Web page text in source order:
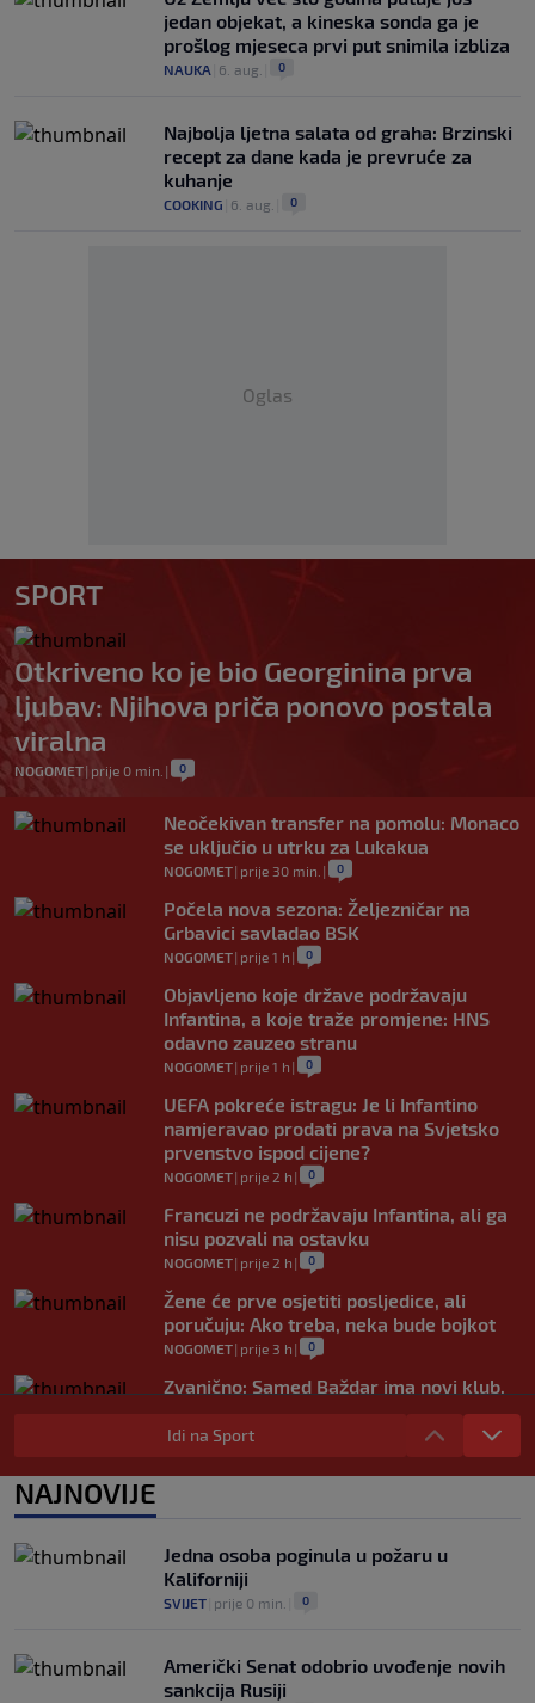
jedan objekat, a kineska sonda ga je
prošlog mjeseca prvi put snimila izbliza
NAUKA 6. aug. 0
Najbolja ljetna salata od graha: Brzinski
recept za dane kada je prevruće za
kuhanje
COOKING 6. aug. 0
Oglas
SPORT
Otkriveno ko je bio Georginina prva
ljubav: Njihova priča ponovo postala
viralna
NOGOMET| prije 0 min. | 0
Neočekivan transfer na pomolu: Monaco
se uključio u utrku za Lukakua
NOGOMET| prije 30 min. | 0
Počela nova sezona: Željezničar na
Grbavici savladao BSK
NOGOMET| prije 1 h | 0
Objavljeno koje države podržavaju
Infantina, a koje traže promjene: HNS
odavno zauzeo stranu
NOGOMET| prije 1 h | 0
UEFA pokreće istragu: Je li Infantino
namjeravao prodati prava na Svjetsko
prvenstvo ispod cijene?
NOGOMET| prije 2 h | 0
Francuzi ne podržavaju Infantina, ali ga
nisu pozvali na ostavku
NOGOMET| prije 2 h | 0
Žene će prve osjetiti posljedice, ali
poručuju: Ako treba, neka bude bojkot
NOGOMET| prije 3 h | 0
Zvanično: Samed Baždar ima novi klub,
zadužio broj sa velikom "težinom"
NOGOMET|prije 5 h
Prije nekoliko godina zaludjela je
Idi na Sport
NAJNOVIJE
Jedna osoba poginula u požaru u
Kaliforniji
SVIJET prije 0 min. 0
Američki Senat odobrio uvođenje novih
sankcija Rusiji